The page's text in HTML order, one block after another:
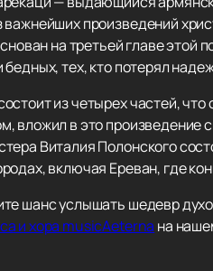
важнейших произведений
на третьей главе
бедных, тех, кто потерял
из четырех частей,
вложил в это произведение
Виталия Полонского
включая Ереван, где
шанс услышать шедевр
и хора musicAeterna на